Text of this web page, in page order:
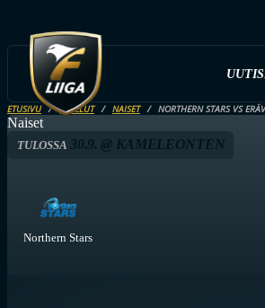
ETUSIVU OTTELUT NAISET NORTHERN STARS VS
Naiset
TULOSSA 30.9. @ KAMELEONTEN
Northern Stars